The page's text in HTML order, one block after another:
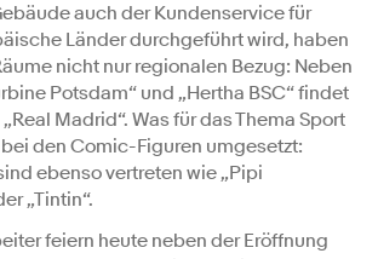
auch der Kundenservice für
Länder durchgeführt wird, haben
nicht nur regionalen Bezug: Neben
Potsdam“ und „Hertha BSC“ findet
Madrid“. Was für das Thema Sport
den Comic-Figuren umgesetzt:
ebenso vertreten wie „Pipi
„Tintin“.
feiern heute neben der Eröffnung